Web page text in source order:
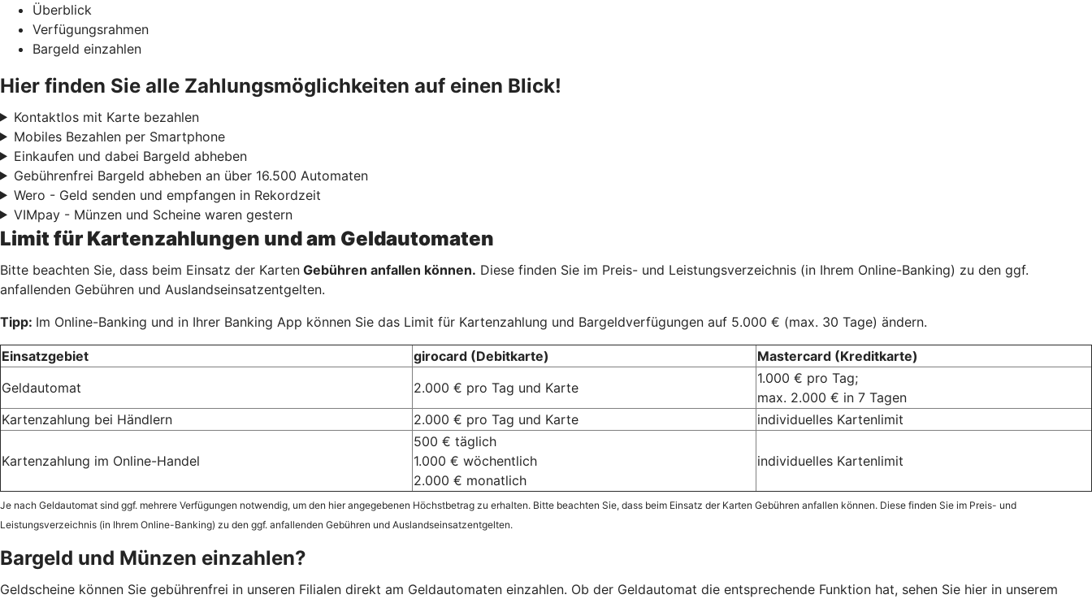
Überblick
Verfügungsrahmen
Bargeld einzahlen
Hier finden Sie alle Zahlungsmöglichkeiten auf einen Blick!
Kontaktlos mit Karte bezahlen
Mobiles Bezahlen per Smartphone
Einkaufen und dabei Bargeld abheben
Gebührenfrei Bargeld abheben an über 16.500 Automaten
Wero - Geld senden und empfangen in Rekordzeit
VIMpay - Münzen und Scheine waren gestern
Limit für Kartenzahlungen und am Geldautomaten
Bitte beachten Sie, dass beim Einsatz der Karten Gebühren anfallen können. Diese finden Sie im Preis- und Leistungsverzeichnis (in Ihrem Online-Banking) zu den ggf.
anfallenden Gebühren und Auslandseinsatzentgelten.
Tipp: Im Online-Banking und in Ihrer Banking App können Sie das Limit für Kartenzahlung und Bargeldverfügungen auf 5.000 € (max. 30 Tage) ändern.
Einsatzgebiet girocard (Debitkarte)
Mastercard (Kreditkarte)
Geldautomat
2.000 € pro Tag und Karte
1.000 € pro Tag;
max. 2.000 € in 7 Tagen
Kartenzahlung bei Händlern
2.000 € pro Tag und Karte individuelles Kartenlimit
Kartenzahlung im Online-Handel
500 € täglich
1.000 € wöchentlich
2.000 € monatlich
individuelles Kartenlimit
Je nach Geldautomat sind ggf. mehrere Verfügungen notwendig, um den hier angegebenen Höchstbetrag zu erhalten. Bitte beachten Sie, dass beim Einsatz der Karten Gebühren anfallen können. Diese finden Sie im Preis- und
Leistungsverzeichnis (in Ihrem Online-Banking) zu den ggf. anfallenden Gebühren und Auslandseinsatzentgelten.
Bargeld und Münzen einzahlen?
Geldscheine können Sie gebührenfrei in unseren Filialen direkt am Geldautomaten einzahlen. Ob der Geldautomat die entsprechende Funktion hat, sehen Sie hier in unserem